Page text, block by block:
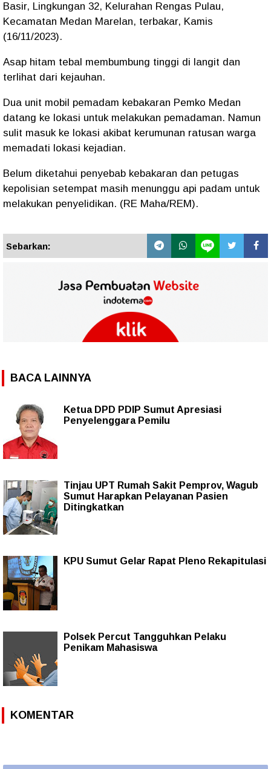
Basir, Lingkungan 32, Kelurahan Rengas Pulau,
Kecamatan Medan Marelan, terbakar, Kamis
(16/11/2023).
Asap hitam tebal membumbung tinggi di langit dan
terlihat dari kejauhan.
Dua unit mobil pemadam kebakaran Pemko Medan
datang ke lokasi untuk melakukan pemadaman. Namun
sulit masuk ke lokasi akibat kerumunan ratusan warga
memadati lokasi kejadian.
Belum diketahui penyebab kebakaran dan petugas
kepolisian setempat masih menunggu api padam untuk
melakukan penyelidikan. (RE Maha/REM).
Sebarkan:
BACA LAINNYA
Ketua DPD PDIP Sumut Apresiasi
Penyelenggara Pemilu
Tinjau UPT Rumah Sakit Pemprov, Wagub
Sumut Harapkan Pelayanan Pasien
Ditingkatkan
KPU Sumut Gelar Rapat Pleno Rekapitulasi
Polsek Percut Tangguhkan Pelaku
Penikam Mahasiswa
KOMENTAR